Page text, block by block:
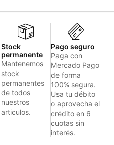
Stock
permanente
Mantenemos
stock
permanentes
de todos
nuestros
articulos.
Pago seguro
Paga con
Mercado Pago
de forma
100% segura.
Usa tu débito
o aprovecha el
crédito en 6
cuotas sin
interés.